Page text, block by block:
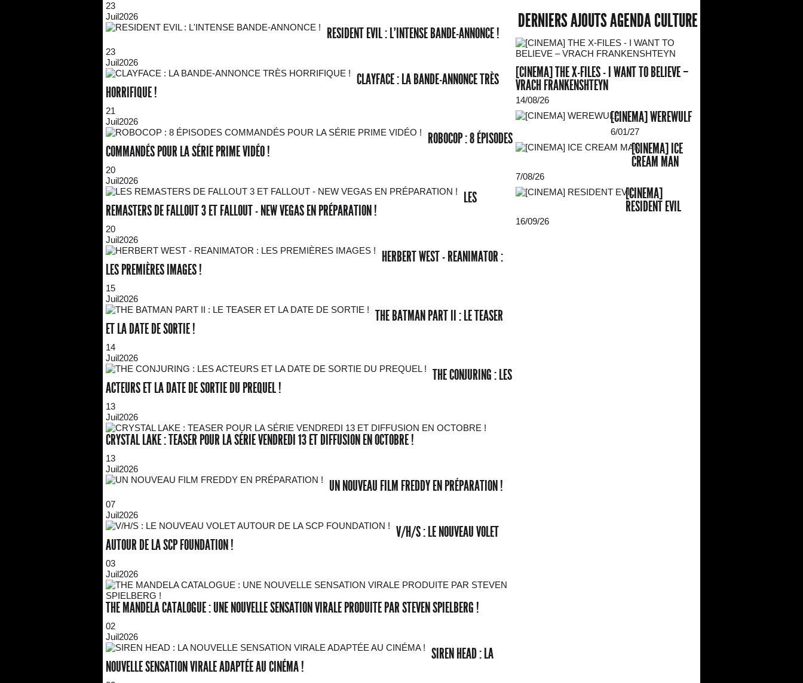
23
Juil2026
RESIDENT EVIL : L'INTENSE BANDE-ANNONCE !
23
Juil2026
CLAYFACE : LA BANDE-ANNONCE TRÈS
HORRIFIQUE !
21
Juil2026
ROBOCOP : 8 ÉPISODES
COMMANDÉS POUR LA SÉRIE PRIME VIDÉO !
20
Juil2026
LES
REMASTERS DE FALLOUT 3 ET FALLOUT - NEW VEGAS EN PRÉPARATION !
20
Juil2026
HERBERT WEST - REANIMATOR :
LES PREMIÈRES IMAGES !
15
Juil2026
THE BATMAN PART II : LE TEASER
ET LA DATE DE SORTIE !
14
Juil2026
THE CONJURING : LES
ACTEURS ET LA DATE DE SORTIE DU PREQUEL !
13
Juil2026
CRYSTAL LAKE : TEASER POUR LA SÉRIE VENDREDI 13 ET DIFFUSION EN OCTOBRE !
13
Juil2026
UN NOUVEAU FILM FREDDY EN PRÉPARATION !
07
Juil2026
V/H/S : LE NOUVEAU VOLET
AUTOUR DE LA SCP FOUNDATION !
03
Juil2026
THE MANDELA CATALOGUE : UNE NOUVELLE SENSATION VIRALE PRODUITE PAR STEVEN SPIELBERG !
02
Juil2026
SIREN HEAD : LA
NOUVELLE SENSATION VIRALE ADAPTÉE AU CINÉMA !
DERNIERS AJOUTS AGENDA CULTURE
[CINEMA] THE X-FILES - I WANT TO BELIEVE –
VRACH FRANKENSHTEYN
14/08/26
[CINEMA] WEREWULF
6/01/27
[CINEMA] ICE
CREAM MAN
7/08/26
[CINEMA]
RESIDENT EVIL
16/09/26